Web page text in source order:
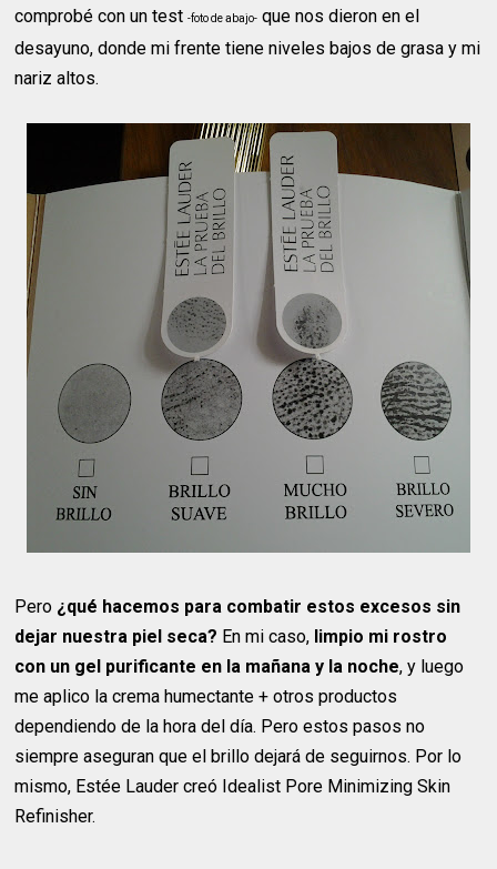
comprobé con un test-foto de abajo- que nos dieron en el
desayuno, donde mi frente tiene niveles bajos de grasa y mi
nariz altos.
Pero ¿qué hacemos para combatir estos excesos sin
dejar nuestra piel seca? En mi caso, limpio mi rostro
con un gel purificante en la mañana y la noche, y luego
me aplico la crema humectante + otros productos
dependiendo de la hora del día. Pero estos pasos no
siempre aseguran que el brillo dejará de seguirnos. Por lo
mismo, Estée Lauder creó Idealist Pore Minimizing Skin
Refinisher.